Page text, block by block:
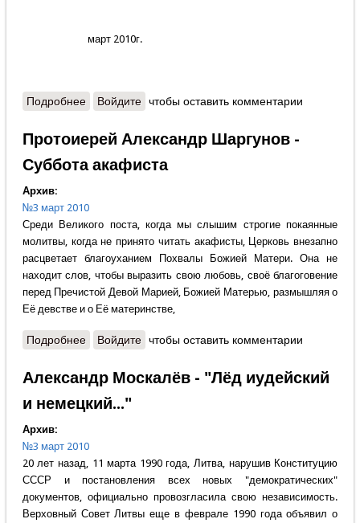
март 2010г.
Подробнеео Зарубки
Войдите чтобы оставить комментарии
Протоиерей Александр Шаргунов -
Суббота акафиста
Архив:
№3 март 2010
Среди Великого поста, когда мы слышим строгие покаянные
молитвы, когда не принято читать акафисты, Церковь внезапно
расцветает благоуханием Похвалы Божией Матери. Она не
находит слов, чтобы выразить свою любовь, своё благоговение
перед Пречистой Девой Марией, Божией Матерью, размышляя о
Её девстве и о Её материнстве,
Подробнеео Протоиерей Александр Шаргунов - Суббота
Войдите чтобы оставить комментарии
Александр Москалёв - "Лёд иудейский
и немецкий..."
Архив:
№3 март 2010
20 лет назад, 11 марта 1990 года, Литва, нарушив Конституцию
СССР и постановления всех новых "демократических"
документов, официально провозгласила свою независимость.
Верховный Совет Литвы еще в феврале 1990 года объявил о